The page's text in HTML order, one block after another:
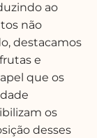
ao
não
destacamos
e
que os
os
desses